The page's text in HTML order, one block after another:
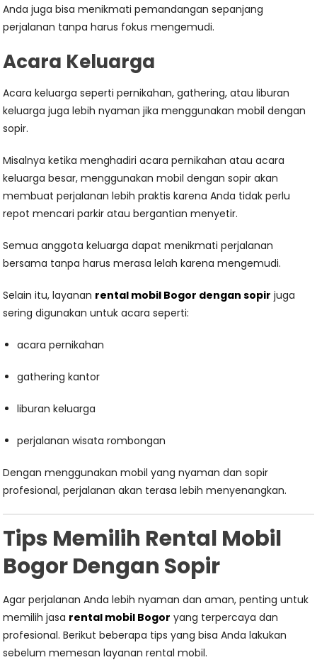
Anda juga bisa menikmati pemandangan sepanjang
perjalanan tanpa harus fokus mengemudi.
Acara Keluarga
Acara keluarga seperti pernikahan, gathering, atau liburan
keluarga juga lebih nyaman jika menggunakan mobil dengan
sopir.
Misalnya ketika menghadiri acara pernikahan atau acara
keluarga besar, menggunakan mobil dengan sopir akan
membuat perjalanan lebih praktis karena Anda tidak perlu
repot mencari parkir atau bergantian menyetir.
Semua anggota keluarga dapat menikmati perjalanan
bersama tanpa harus merasa lelah karena mengemudi.
Selain itu, layanan rental mobil Bogor dengan sopir juga
sering digunakan untuk acara seperti:
acara pernikahan
gathering kantor
liburan keluarga
perjalanan wisata rombongan
Dengan menggunakan mobil yang nyaman dan sopir
profesional, perjalanan akan terasa lebih menyenangkan.
Tips Memilih Rental Mobil
Bogor Dengan Sopir
Agar perjalanan Anda lebih nyaman dan aman, penting untuk
memilih jasa rental mobil Bogor yang terpercaya dan
profesional. Berikut beberapa tips yang bisa Anda lakukan
sebelum memesan layanan rental mobil.